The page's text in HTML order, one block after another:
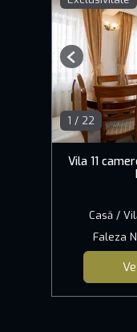
1 / 22
Previous
Vila 11
Casă /
Faleza